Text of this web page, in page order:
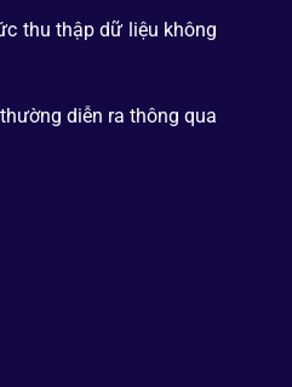
thu thập dữ liệu không
diễn ra thông qua